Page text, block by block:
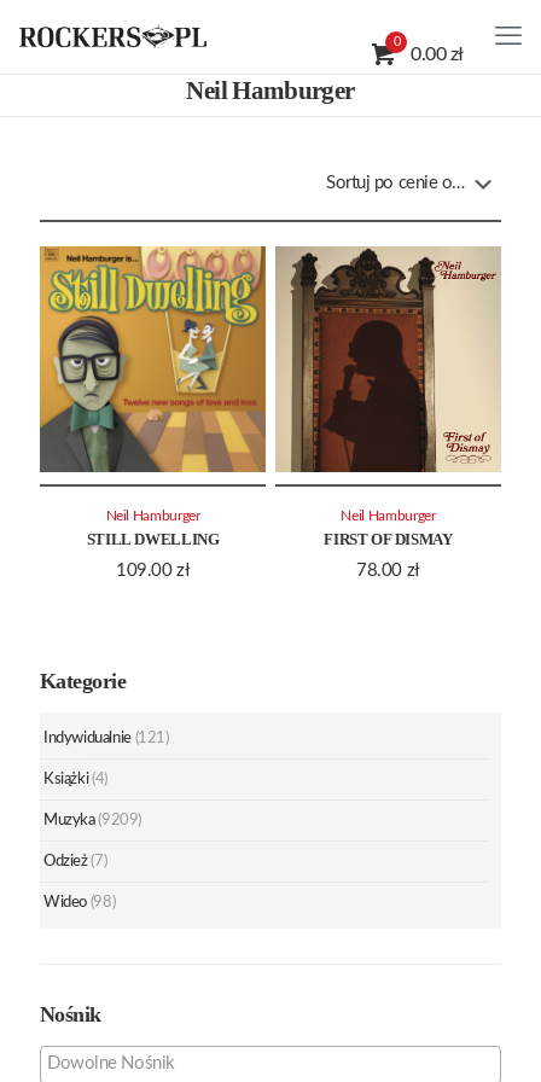
0
0.00 zł
Neil Hamburger
STILL DWELLING
109.00 zł
Neil Hamburger
FIRST OF DISMAY
78.00 zł
Neil Hamburger
Kategorie
Indywidualnie (121)
Książki (4)
Muzyka (9209)
Odzież (7)
Wideo (98)
Nośnik